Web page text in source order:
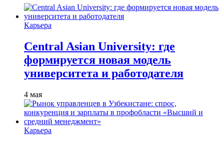
Карьера
Central Asian University: где
формируется новая модель
университета и работодателя
4 мая
Карьера